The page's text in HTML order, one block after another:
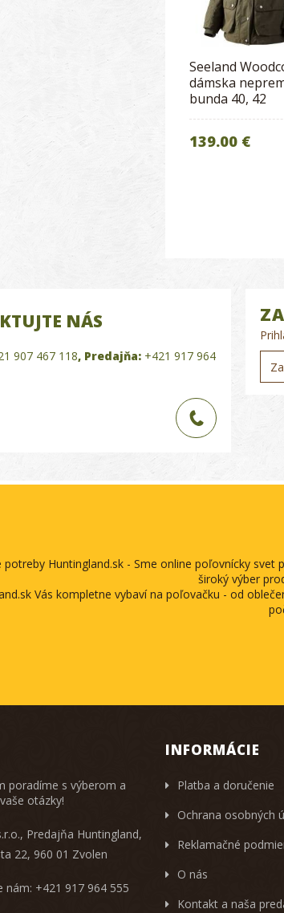
Seeland
dámska
bunda 40, 42
139.00 €
NÁS
907 467 118, Predajňa: +421 917 964
potreby Huntingland.sk - Sme online poľovnícky
široký výber
Vás kompletne vybaví na poľovačku - od
poradíme s výberom a
otázky!
Predajňa Huntingland,
22, 960 01 Zvolen
nám: +421 917 964 555
INFORMÁCIE
Platba a doručenie
Ochrana osobných
Reklamačné
O nás
Kontakt a naša